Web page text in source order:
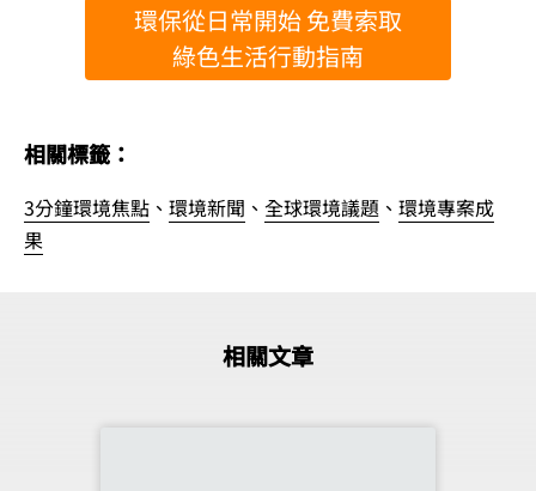
環保從日常開始 免費索取
綠色生活行動指南
相關標籤：
3分鐘環境焦點 、 環境新聞 、 全球環境議題 、 環境專案成
果
相關文章